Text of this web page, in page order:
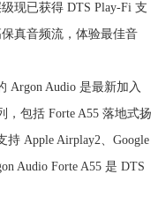
现已获得 DTS Play-Fi 支
真音频流，体验最佳音
Audio 是最新加入
，包括 Forte A55 落地式扬
Apple Airplay2、Google
Audio Forte A55 是 DTS